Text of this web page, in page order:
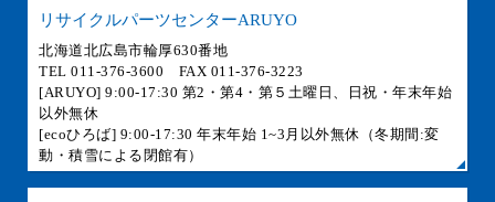
リサイクルパーツセンターARUYO
北海道北広島市輪厚630番地
TEL 011-376-3600 FAX 011-376-3223
[ARUYO] 9:00-17:30 第2・第4・第５土曜日、日祝・年末年始
以外無休
[ecoひろば] 9:00-17:30 年末年始 1~3月以外無休（冬期間:変
動・積雪による閉館有）